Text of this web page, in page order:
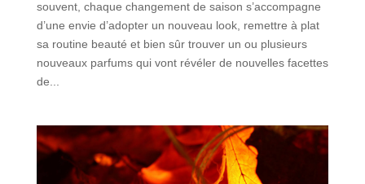
souvent, chaque changement de saison s’accompagne
d’une envie d’adopter un nouveau look, remettre à plat
sa routine beauté et bien sûr trouver un ou plusieurs
nouveaux parfums qui vont révéler de nouvelles facettes
de...